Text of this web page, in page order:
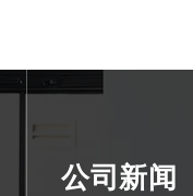
公司新闻